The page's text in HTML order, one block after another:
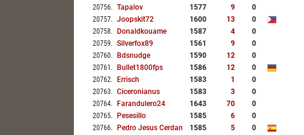
20756. Tapalov 1577 9
0
20757. Joopskit72 1600 13
0
20758. Donaldkouame 1587 4
0
20759. Silverfox89 1561 9
0
20760. Bdsnudge 1590 12
0
20761 . Bullet1800fps 1586 12
0
20762. Errisch 1583 1
0
20763. Ciceronianus 1583 3
0
20764. Farandulero24 1643 70
0
20765. Pesesillo 1585 6
0
20766. Pedro Jesus Cerdan 1585 5
0